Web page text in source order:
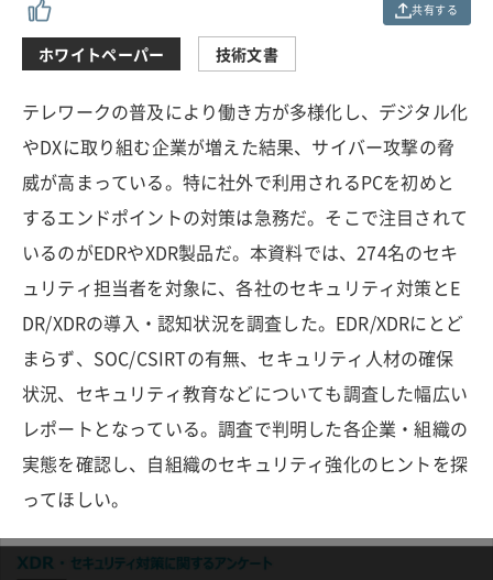
共有する
ホワイトペーパー 技術文書
テレワークの普及により働き方が多様化し、デジタル化
やDXに取り組む企業が増えた結果、サイバー攻撃の脅
威が高まっている。特に社外で利用されるPCを初めと
するエンドポイントの対策は急務だ。そこで注目されて
いるのがEDRやXDR製品だ。本資料では、274名のセキ
ュリティ担当者を対象に、各社のセキュリティ対策とE
DR/XDRの導入・認知状況を調査した。EDR/XDRにとど
まらず、SOC/CSIRTの有無、セキュリティ人材の確保
状況、セキュリティ教育などについても調査した幅広い
レポートとなっている。調査で判明した各企業・組織の
実態を確認し、自組織のセキュリティ強化のヒントを探
ってほしい。